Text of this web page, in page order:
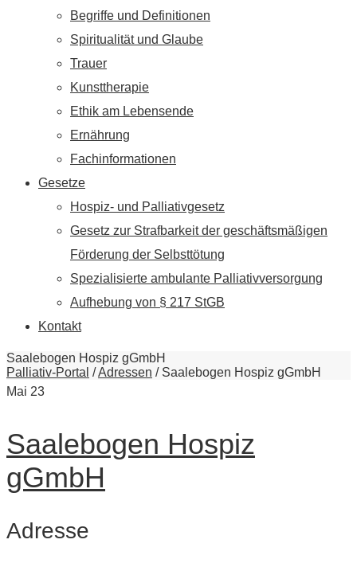
Begriffe und Definitionen
Spiritualität und Glaube
Trauer
Kunsttherapie
Ethik am Lebensende
Ernährung
Fachinformationen
Gesetze
Hospiz- und Palliativgesetz
Gesetz zur Strafbarkeit der geschäftsmäßigen
Förderung der Selbsttötung
Spezialisierte ambulante Palliativversorgung
Aufhebung von § 217 StGB
Kontakt
Saalebogen Hospiz gGmbH
Palliativ-Portal /Adressen / Saalebogen Hospiz gGmbH
Mai 23
Saalebogen Hospiz
gGmbH
Adresse